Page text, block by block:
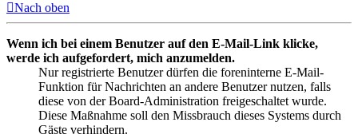
Nach oben
Wenn ich bei einem Benutzer auf den E-Mail-Link klicke,
werde ich aufgefordert, mich anzumelden.
Nur registrierte Benutzer dürfen die foreninterne E-Mail-
Funktion für Nachrichten an andere Benutzer nutzen, falls
diese von der Board-Administration freigeschaltet wurde.
Diese Maßnahme soll den Missbrauch dieses Systems durch
Gäste verhindern.